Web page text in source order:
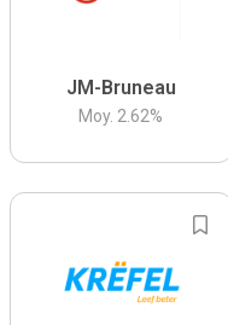
JM-Bruneau
Moy. 2.62%